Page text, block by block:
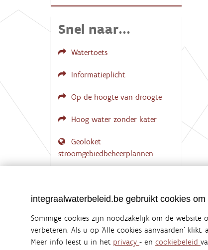
Snel naar...
Watertoets
Informatieplicht
Op de hoogte van droogte
Hoog water zonder kater
Geoloket
stroomgebiedbeheerplannen
integraalwaterbeleid.be gebruikt cookies
Sommige cookies zijn noodzakelijk om de
verbeteren. Als u op ‘Alle cookies aanvaarden’
Meer info leest u in het privacy - en cookiebeleid
Integraalwaterbeleid.be is een officiële